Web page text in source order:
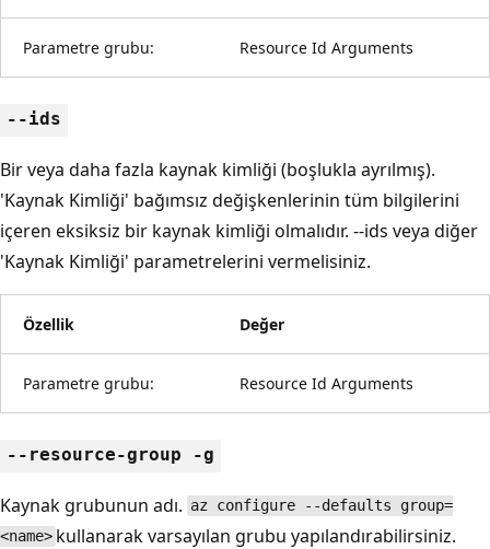
Parametre grubu: Resource Id Arguments
--ids
Bir veya daha fazla kaynak kimliği (boşlukla ayrılmış).
'Kaynak Kimliği' bağımsız değişkenlerinin tüm bilgilerini
içeren eksiksiz bir kaynak kimliği olmalıdır. --ids veya diğer
'Kaynak Kimliği' parametrelerini vermelisiniz.
Özellik Değer
Parametre grubu: Resource Id Arguments
--resource-group -g
Kaynak grubunun adı. az configure --defaults group=
<name> kullanarak varsayılan grubu yapılandırabilirsiniz.